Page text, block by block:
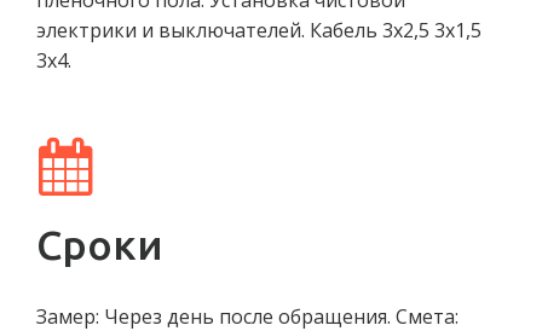
электрики и выключателей. Кабель 3х2,5 3х1,5
3х4.
Сроки
Замер: Через день после обращения. Смета: